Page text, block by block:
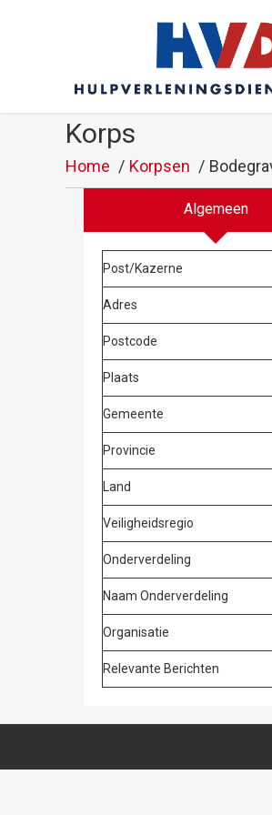
Korps
Home Korpsen
Algemeen
Post/Kazerne
Adres
Postcode
Plaats
Gemeente
Provincie
Land
Veiligheidsregio
Onderverdeling
Naam Onderverdeling
Organisatie
Relevante Berichten